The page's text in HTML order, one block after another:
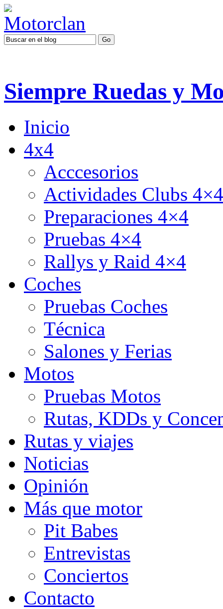
Siempre Ruedas y
Inicio
4x4
Acccesorios
Actividades Clubs 4×4
Preparaciones 4×4
Pruebas 4×4
Rallys y Raid 4×4
Coches
Pruebas Coches
Técnica
Salones y Ferias
Motos
Pruebas Motos
Rutas, KDDs y
Rutas y viajes
Noticias
Opinión
Más que motor
Pit Babes
Entrevistas
Conciertos
Contacto